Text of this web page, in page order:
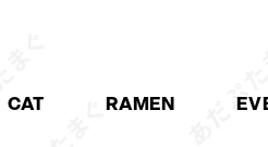
CAT RAMEN